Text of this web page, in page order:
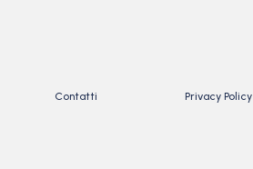
Contatti Privacy Policy